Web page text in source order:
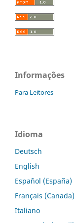
Informações
Para Leitores
Idioma
Deutsch
English
Español (España)
Français (Canada)
Italiano